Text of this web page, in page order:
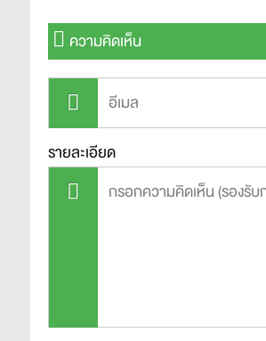
ความคิดเห็น
รายละเอียด